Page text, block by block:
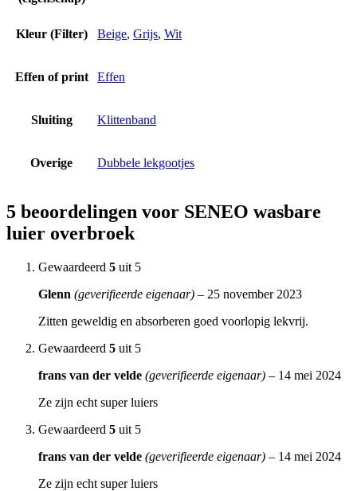
Kleur (Filter) Beige, Grijs, Wit
Effen of print Effen
Sluiting Klittenband
Overige Dubbele lekgootjes
5 beoordelingen voor SENEO wasbare
luier overbroek
Gewaardeerd 5 uit 5
Glenn (geverifieerde eigenaar) – 25 november 2023
Zitten geweldig en absorberen goed voorlopig lekvrij.
Gewaardeerd 5 uit 5
frans van der velde (geverifieerde eigenaar) – 14 mei 2024
Ze zijn echt super luiers
Gewaardeerd 5 uit 5
frans van der velde (geverifieerde eigenaar) – 14 mei 2024
Ze zijn echt super luiers